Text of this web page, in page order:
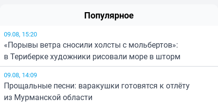
Популярное
09.08, 15:20
«Порывы ветра сносили холсты с мольбертов»:
в Териберке художники рисовали море в шторм
09.08, 14:09
Прощальные песни: варакушки готовятся к отлёту
из Мурманской области